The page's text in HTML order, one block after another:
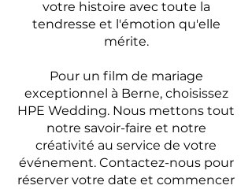
votre histoire avec toute la
tendresse et l'émotion qu'elle
mérite.
Pour un film de mariage
exceptionnel à Berne, choisissez
HPE Wedding. Nous mettons tout
notre savoir-faire et notre
créativité au service de votre
événement. Contactez-nous pour
réserver votre date et commencer